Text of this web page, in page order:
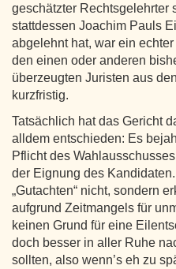
geschätzter
stattdessen Joachim Pauls
abgelehnt hat, war ein
den einen oder anderen
überzeugten Juristen aus
kurzfristig.
Tatsächlich hat das Gericht
alldem entschieden: Es
Pflicht des
der Eignung des
„Gutachten“ nicht, sondern
aufgrund Zeitmangels für
keinen Grund für eine
doch besser in aller Ruhe
sollten, also wenn’s eh zu